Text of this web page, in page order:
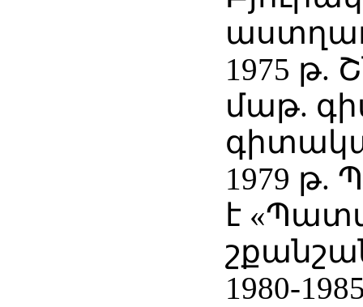
1975 թ.
մաթ.
1979 թ.
է
1980-